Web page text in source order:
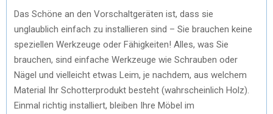
Das Schöne an den Vorschaltgeräten ist, dass sie
unglaublich einfach zu installieren sind – Sie brauchen keine
speziellen Werkzeuge oder Fähigkeiten! Alles, was Sie
brauchen, sind einfache Werkzeuge wie Schrauben oder
Nägel und vielleicht etwas Leim, je nachdem, aus welchem
Material Ihr Schotterprodukt besteht (wahrscheinlich Holz).
Einmal richtig installiert, bleiben Ihre Möbel im